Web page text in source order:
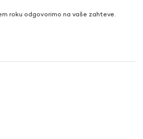
roku odgovorimo na vaše zahteve.